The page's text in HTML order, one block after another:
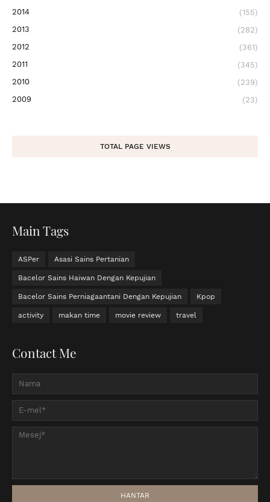
2014
(155)
2013
(282)
2012
(361)
2011
(345)
2010
(239)
2009
(23)
TOTAL PAGE VIEWS
Main Tags
ASPer Asasi Sains Pertanian
Bacelor Sains Haiwan Dengan Kepujian
Bacelor Sains Perniagaantani Dengan Kepujian Kpop
activity makan time movie review travel
Contact Me